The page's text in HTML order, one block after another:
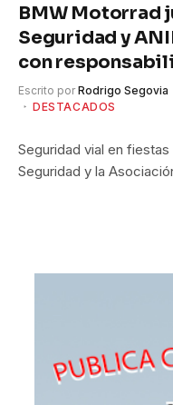
BMW Motorrad
Seguridad y
con
Escrito por Rodrigo Segovia
DESTACADOS
Seguridad vial en
Seguridad y la